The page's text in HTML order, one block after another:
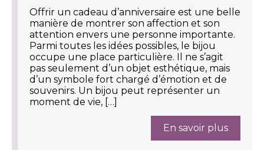
Offrir un cadeau d’anniversaire est une belle
manière de montrer son affection et son
attention envers une personne importante.
Parmi toutes les idées possibles, le bijou
occupe une place particulière. Il ne s’agit
pas seulement d’un objet esthétique, mais
d’un symbole fort chargé d’émotion et de
souvenirs. Un bijou peut représenter un
moment de vie, […]
En savoir plus